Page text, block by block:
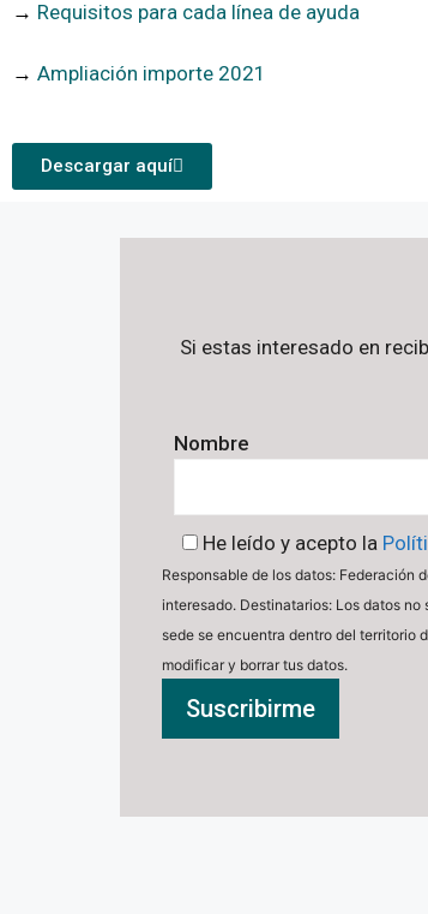
→ Requisitos para cada línea de ayuda
→ Ampliación importe 2021
Descargar aquí
Si estas interesado en
Nombre
He leído y acepto la
Responsable de los datos: Federación
interesado. Destinatarios: Los datos
sede se encuentra dentro del territorio
modificar y borrar tus datos.